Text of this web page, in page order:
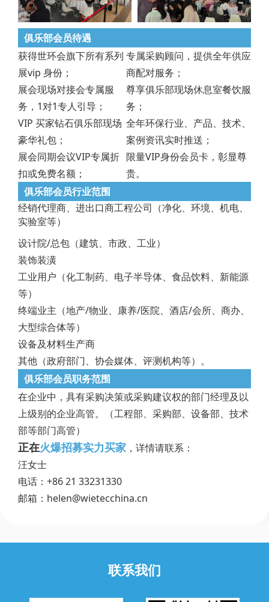
俱乐部会员待遇
获得世环会旗下所有系列
展vip 身份；
展会现场对接会专属服
务，1对1专人引导；
VIP 买家钻石俱乐部现场
豪华礼包；
展会同期会议VIP专属折
扣或免费名额；
专属采购顾问，提供全年供应
商配对服务；
尊享俱乐部现场休息室餐饮服
务；
全年环保行业、产品、技术、
案例资讯实时推送；
限量VIP身份会员卡，彰显尊
贵。
俱乐部会员行业范围
经销代理商、进出口商工程公司（净化、环境、机电、
实验室等）
设计院/总包（建筑、市政、工业）
装饰装潢
工业用户（化工制药、电子半导体、食品饮料、新能源
等）
终端业主（地产/物业、康养/医院、酒店/会所、商办、
大型综合体等）
设备及材料生产商
其他（政府部门、协会媒体、评测机构等）。
俱乐部会员职务范围
在企业中，具有采购决策或采购建议权的部门经理及以
上级别的企业高管。（工程部、采购部、设备部、技术
部等部门高管）
正在火爆招募实力买家 ，详情请联系：
汪女士
电话：+86 21 33231330
邮箱：helen@wietecchina.cn
联系我们